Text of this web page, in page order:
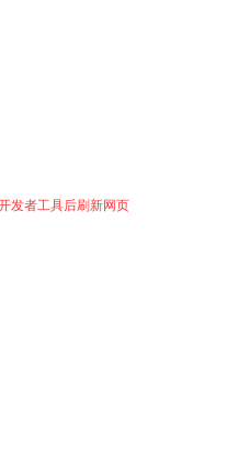
发者工具后刷新网页